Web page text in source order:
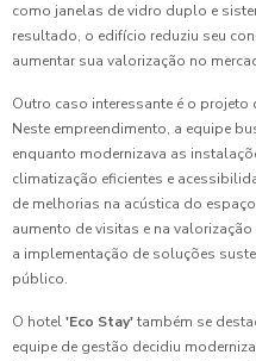
como janelas de vidro duplo e
resultado, o edifício reduziu seu
aumentar sua valorização no
Outro caso interessante é o projeto
Neste empreendimento, a equipe
enquanto modernizava as
climatização eficientes e
de melhorias na acústica do
aumento de visitas e na
a implementação de soluções
público.
O hotel'Eco Stay'também se
equipe de gestão decidiu